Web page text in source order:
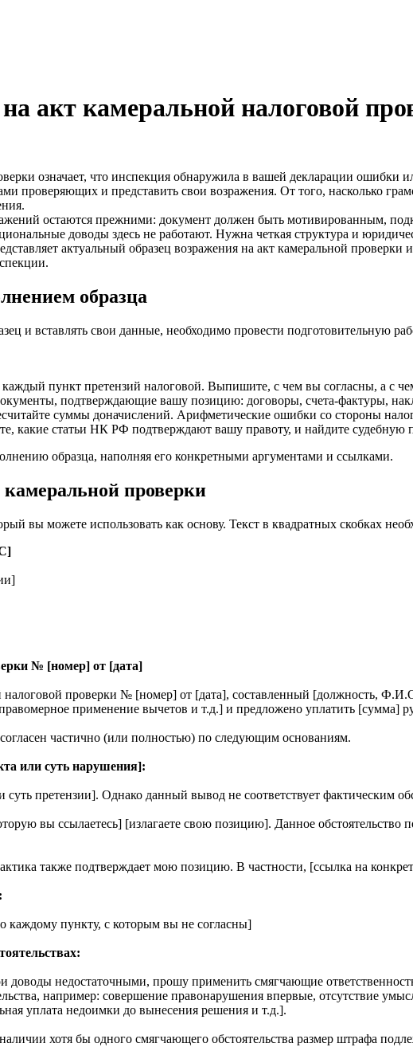
акт камеральной налоговой
означает, что инспекция обнаружила в вашей декларации ошибки
проверяющих и представить свои возражения. От того, насколько
остаются прежними: документ должен быть мотивированным,
доводы здесь не работают. Нужна четкая структура и
актуальный образец возражения на акт камеральной
образца
и вставлять свои данные, необходимо провести подготовительную
каждый пункт претензий налоговой. Выпишите, с чем вы согласны, а с
подтверждающие вашу позицию: договоры, счета-фактуры,
суммы доначислений. Арифметические ошибки со стороны
какие статьи НК РФ подтверждают вашу правоту, и найдите судебную
образца, наполняя его конкретными аргументами и ссылками.
проверки
вы можете использовать как основу. Текст в квадратных скобках
№ [номер] от [дата]
проверки № [номер] от [дата], составленный [должность,
применение вычетов и т.д.] и предложено уплатить
частично (или полностью) по следующим основаниям.
или суть нарушения]:
суть претензии]. Однако данный вывод не соответствует фактическим
вы ссылаетесь] [излагаете свою позицию]. Данное обстоятельство
также подтверждает мою позицию. В частности, [ссылка на
каждому пункту, с которым вы не согласны]
доводы недостаточными, прошу применить смягчающие
например: совершение правонарушения впервые, отсутствие
уплата недоимки до вынесения решения и т.д.].
хотя бы одного смягчающего обстоятельства размер штрафа